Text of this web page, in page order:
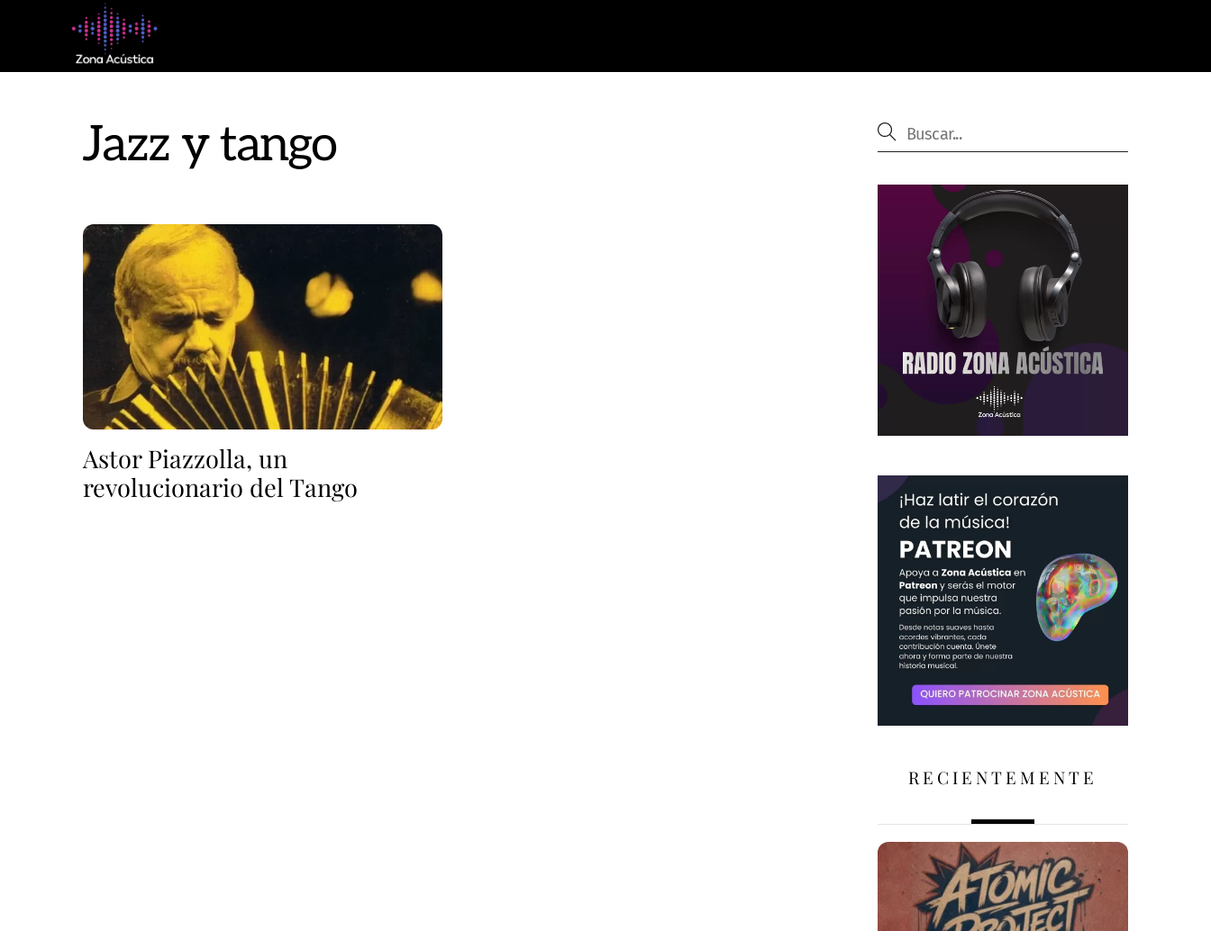
Jazz y tango
Astor Piazzolla, un
revolucionario del Tango
RECIENTEMENTE